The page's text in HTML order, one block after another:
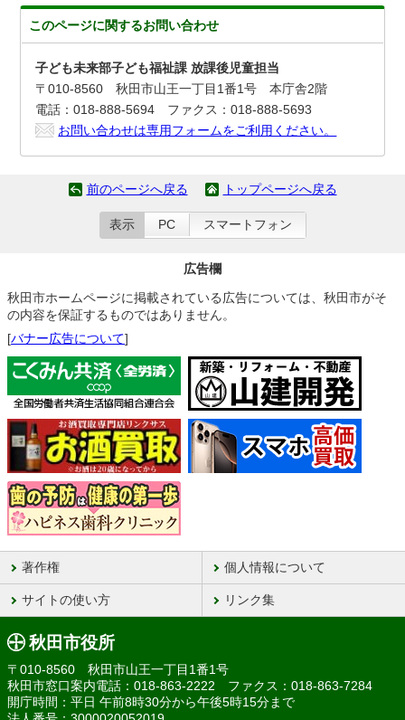
このページに関するお問い合わせ
子ども未来部子ども福祉課 放課後児童担当
〒010-8560 秋田市山王一丁目1番1号 本庁舎2階
電話：018-888-5694 ファクス：018-888-5693
お問い合わせは専用フォームをご利用ください。
前のページへ戻る トップページへ戻る
表示 PC スマートフォン
広告欄
秋田市ホームページに掲載されている広告については、秋田市がそ
の内容を保証するものではありません。
[バナー広告について]
著作権 個人情報について
サイトの使い方 リンク集
秋田市役所
〒010-8560 秋田市山王一丁目1番1号
秋田市窓口案内電話：018-863-2222 ファクス：018-863-7284
開庁時間：平日 午前8時30分から午後5時15分まで